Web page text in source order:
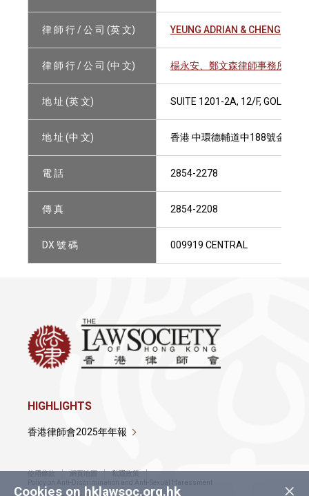
律 師 行 / 公 司 (英 文) YEUNG ADRIAN & CHENG
律 師 行 / 公 司 (中 文) 楊永安、鄭文森律師事務所
地 址 (英 文) SUITE 1201-2A, 12/F, GOLDEN
地 址 (中 文) 香港 中環德輔道中188號金龍
電 話 2854-2278
傳 真 2854-2208
DX 號 碼 009919 CENTRAL
×
Cookies on hklawsoc.org.hk
HIGHLIGHTS
香港律師會2025年年報
使用條款 網頁地圖
私隱政策
Policy on Anti-Discrimination and Anti-Sexual Harassment